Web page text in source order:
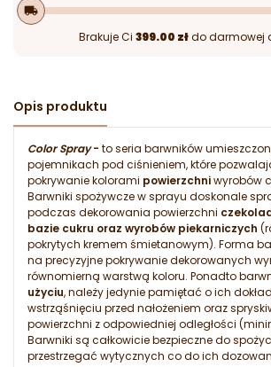
local_shipping
Brakuje Ci 399.00 złdo darmowej
Opis produktu
Color Spray- to seria barwników
pojemnikach pod ciśnieniem, które
pokrywanie kolorami powierzchniwyrobów
Barwniki spożywcze w sprayu doskonale
podczas dekorowania powierzchni
bazie cukru oraz wyrobów piekarniczych
pokrytych kremem śmietanowym). Forma
na precyzyjne pokrywanie dekorowanych
równomierną warstwą koloru. Ponadto
użyciu, należy jedynie pamiętać o ich
wstrząśnięciu przed nałożeniem oraz
powierzchni z odpowiedniej odległości
Barwniki są całkowicie bezpieczne do
przestrzegać wytycznych co do ich